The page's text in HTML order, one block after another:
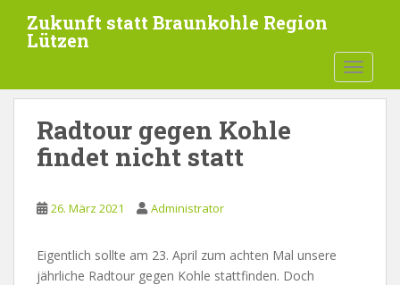
t
Zukunft statt Braunkohle Region
Lützen
Radtour gegen Kohle
findet nicht statt
26. März 2021 Administrator
Eigentlich sollte am 23. April zum achten Mal unsere
jährliche Radtour gegen Kohle stattfinden. Doch